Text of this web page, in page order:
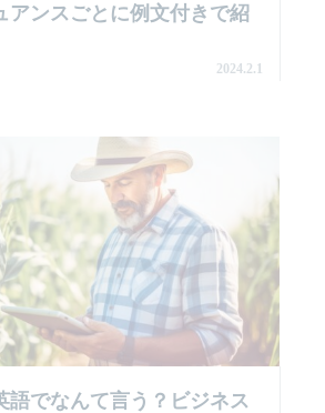
アンスごとに例文付きで紹
2024.2.1
語でなんて言う？ビジネス